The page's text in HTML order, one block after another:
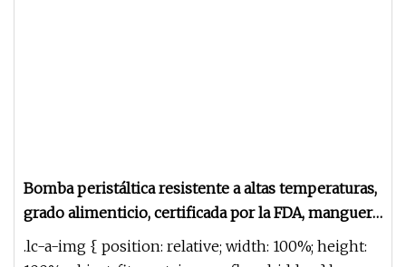
Bomba peristáltica resistente a altas temperaturas,
grado alimenticio, certificada por la FDA, manguera
de silicona para transferencia industrial
.lc-a-img { position: relative; width: 100%; height: